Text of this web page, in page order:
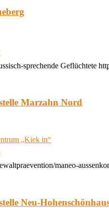
sprechende Geflüchtete
Marzahn Nord
„Kiek in“
maneo-
Neu-